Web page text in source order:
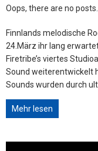
Oops, there are no posts.
Finnlands melodische
24.März ihr lang
Firetribe’s viertes
Sound weiterentwickelt
Sounds wurden durch
Mehr lesen